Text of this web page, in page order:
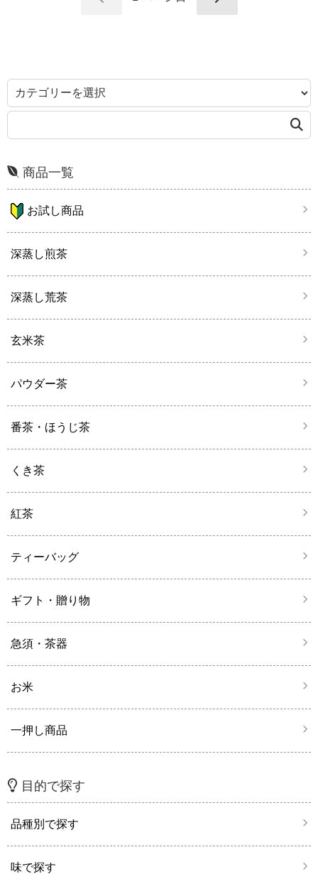
商品一覧
お試し商品
深蒸し煎茶
深蒸し荒茶
玄米茶
パウダー茶
番茶・ほうじ茶
くき茶
紅茶
ティーバッグ
ギフト・贈り物
急須・茶器
お米
一押し商品
目的で探す
品種別で探す
味で探す